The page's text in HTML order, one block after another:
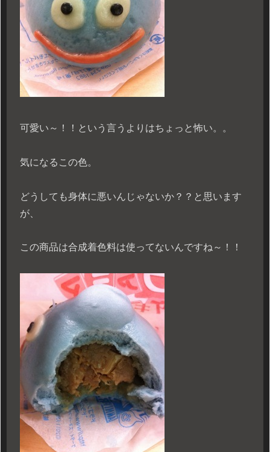
可愛い～！！という言うよりはちょっと怖い。。
気になるこの色。
どうしても身体に悪いんじゃないか？？と思います
が、
この商品は合成着色料は使ってないんですね～！！